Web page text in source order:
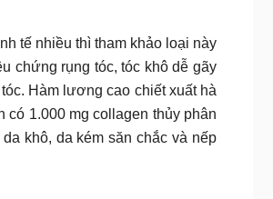
tế nhiều thì tham khảo loại này
chứng rụng tóc, tóc khô dễ gãy
Hàm lương cao chiết xuất hà
có 1.000 mg collagen thủy phân
khô, da kém săn chắc và nếp